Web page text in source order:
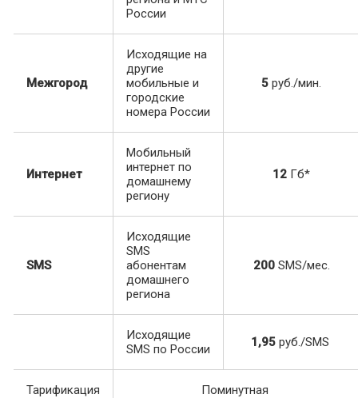
России
Межгород
Исходящие на
другие
мобильные и
городские
номера России
5 руб./мин.
Интернет
Мобильный
интернет по
домашнему
региону
12 Гб*
SMS
Исходящие
SMS
абонентам
домашнего
региона
200SMS/мес.
Исходящие
SMS по России
1,95руб./SMS
Тарификация Поминутная